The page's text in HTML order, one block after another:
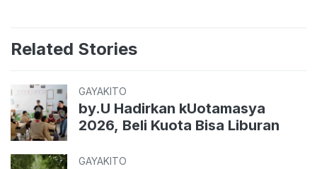
Related Stories
GAYAKITO
by.U Hadirkan kUotamasya
2026, Beli Kuota Bisa Liburan
GAYAKITO